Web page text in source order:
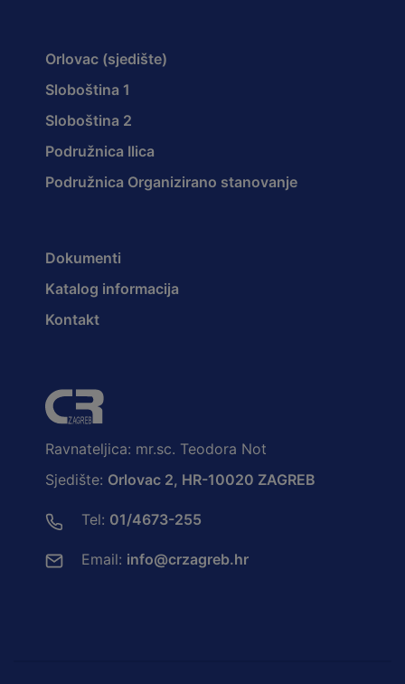
Orlovac (sjedište)
Sloboština 1
Sloboština 2
Podružnica Ilica
Podružnica Organizirano stanovanje
Dokumenti
Katalog informacija
Kontakt
Ravnateljica: mr.sc. Teodora Not
Sjedište: Orlovac 2, HR-10020 ZAGREB
Tel: 01/4673-255
Email: info@crzagreb.hr